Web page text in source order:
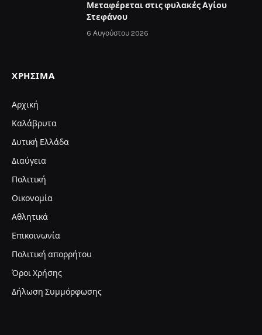
Μεταφέρεται στις φυλακές Αγίου
Στεφάνου
6 Αυγούστου 2026
ΧΡΉΣΙΜΑ
Αρχική
Καλάβρυτα
Δυτική Ελλάδα
Διαύγεια
Πολιτική
Οικονομία
Αθλητικά
Επικοινωνία
Πολιτική απορρήτου
Όροι Χρήσης
Δήλωση Συμμόρφωσης